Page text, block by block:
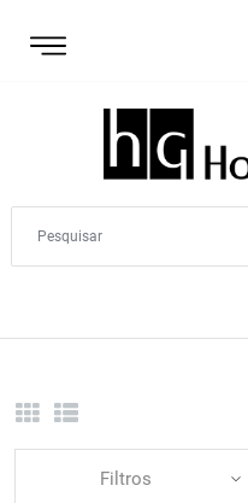
Filtros